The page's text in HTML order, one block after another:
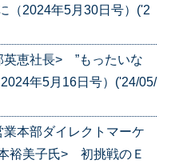
（2024年5月30日号）('2
恵社長> ”もったいな
年5月16日号）('24/05/
本部ダイレクトマーケ
裕美子氏> 初挑戦のＥ